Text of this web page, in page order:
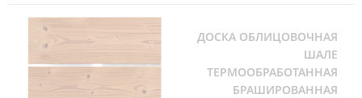
ДОСКА ОБЛИЦОВОЧНАЯ
ШАЛЕ
ТЕРМООБРАБОТАННАЯ
БРАШИРОВАННАЯ